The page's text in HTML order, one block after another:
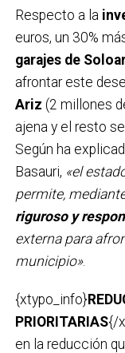
Respecto a la
euros, un 30%
garajes de
afrontar este
Ariz (2 millones
ajena y el resto
Según ha
Basauri, «el
permite,
riguroso y
externa para
municipio».
{xtypo_info}
PRIORITARIAS{/
en la reducción